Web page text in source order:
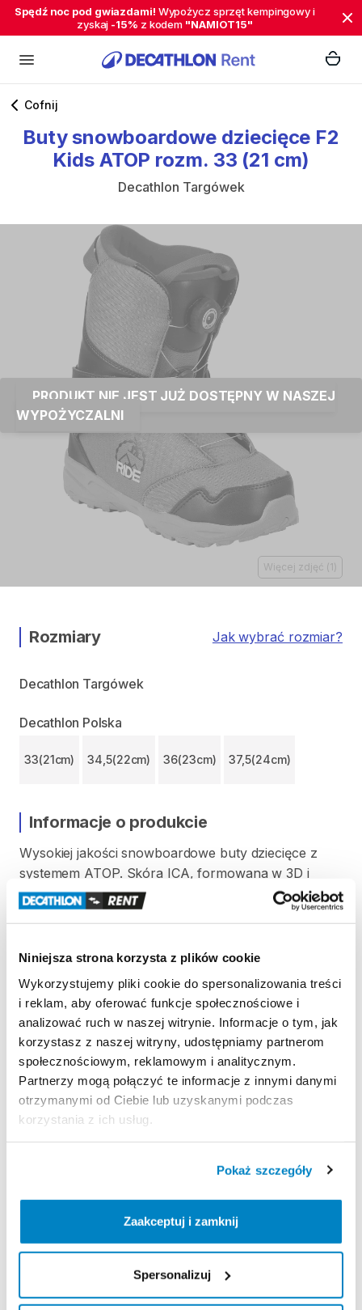
Niniejsza strona korzysta z plików cookie
Wykorzystujemy pliki cookie do spersonalizowania treści
i reklam, aby oferować funkcje społecznościowe i
analizować ruch w naszej witrynie. Informacje o tym, jak
korzystasz z naszej witryny, udostępniamy partnerom
społecznościowym, reklamowym i analitycznym.
Partnerzy mogą połączyć te informacje z innymi danymi
otrzymanymi od Ciebie lub uzyskanymi podczas
korzystania z ich usług.
Pokaż szczegóły
Zaakceptuj i zamknij
Spersonalizuj
Spędź noc pod gwiazdami! Wypożycz sprzęt kempingowy i
zyskaj -15% z kodem "NAMIOT15"
Cofnij
Buty snowboardowe dziecięce F2
Kids ATOP rozm. 33 (21 cm)
Decathlon Targówek
PRODUKT NIE JEST JUŻ DOSTĘPNY W NASZEJ
WYPOŻYCZALNI
Więcej zdjęć (1 )
Rozmiary Jak wybrać rozmiar?
Decathlon Targówek
Decathlon Polska
33(21cm) 34,5(22cm) 36(23cm) 37,5(24cm)
Informacje o produkcie
Wysokiej jakości snowboardowe buty dziecięce z
systemem ATOP. Skóra ICA​​​,​ formowana w 3D i
grubo wyściełana polarowa
bardzo
lekka amortyzująca podeszwa.
Zasady wypożyczenia
REGULAMIN
Regulamin wypożyczalni
KAUCJA
ODBIÓR I ZWROT SPRZĘTU
Wtorek: 9:00 - 21:30
Środa: 9:00 - 21:30